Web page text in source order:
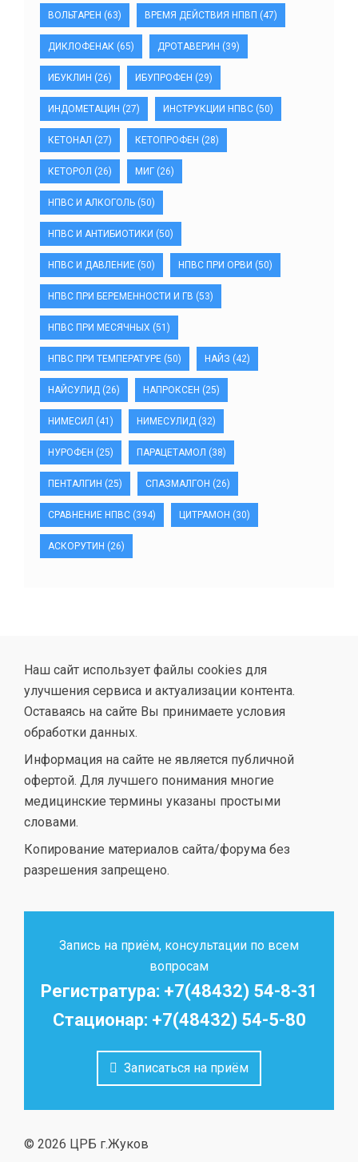
ВОЛЬТАРЕН (63) ВРЕМЯ ДЕЙСТВИЯ НПВП (47)
ДИКЛОФЕНАК (65) ДРОТАВЕРИН (39)
ИБУКЛИН (26) ИБУПРОФЕН (29)
ИНДОМЕТАЦИН (27) ИНСТРУКЦИИ НПВС (50)
КЕТОНАЛ (27) КЕТОПРОФЕН (28)
КЕТОРОЛ (26) МИГ (26)
НПВС И АЛКОГОЛЬ (50)
НПВС И АНТИБИОТИКИ (50)
НПВС И ДАВЛЕНИЕ (50) НПВС ПРИ ОРВИ (50)
НПВС ПРИ БЕРЕМЕННОСТИ И ГВ (53)
НПВС ПРИ МЕСЯЧНЫХ (51)
НПВС ПРИ ТЕМПЕРАТУРЕ (50) НАЙЗ (42)
НАЙСУЛИД (26) НАПРОКСЕН (25)
НИМЕСИЛ (41) НИМЕСУЛИД (32)
НУРОФЕН (25) ПАРАЦЕТАМОЛ (38)
ПЕНТАЛГИН (25) СПАЗМАЛГОН (26)
СРАВНЕНИЕ НПВС (394) ЦИТРАМОН (30)
АСКОРУТИН (26)
Наш сайт использует файлы cookies для
улучшения сервиса и актуализации контента.
Оставаясь на сайте Вы принимаете условия
обработки данных.
Информация на сайте не является публичной
офертой. Для лучшего понимания многие
медицинские термины указаны простыми
словами.
Копирование материалов сайта/форума без
разрешения запрещено.
Запись на приём, консультации по всем
вопросам
Регистратура: +7(48432) 54-8-31
Стационар: +7(48432) 54-5-80
Записаться на приём
© 2026 ЦРБ г.Жуков